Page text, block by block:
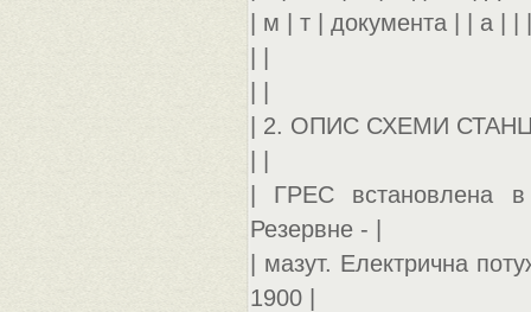
| м | т | документа | | а | | |
| 2. ОПИС СХЕМИ
| ГРЕС встановлена
Резервне - |
| мазут. Електрична
1900 |